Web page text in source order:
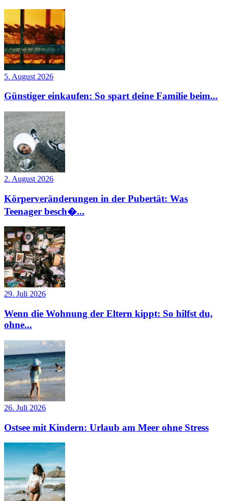
5. August 2026
Günstiger einkaufen: So spart deine Familie beim...
2. August 2026
Körperveränderungen in der Pubertät: Was
Teenager besch�...
29. Juli 2026
Wenn die Wohnung der Eltern kippt: So hilfst du,
ohne...
26. Juli 2026
Ostsee mit Kindern: Urlaub am Meer ohne Stress